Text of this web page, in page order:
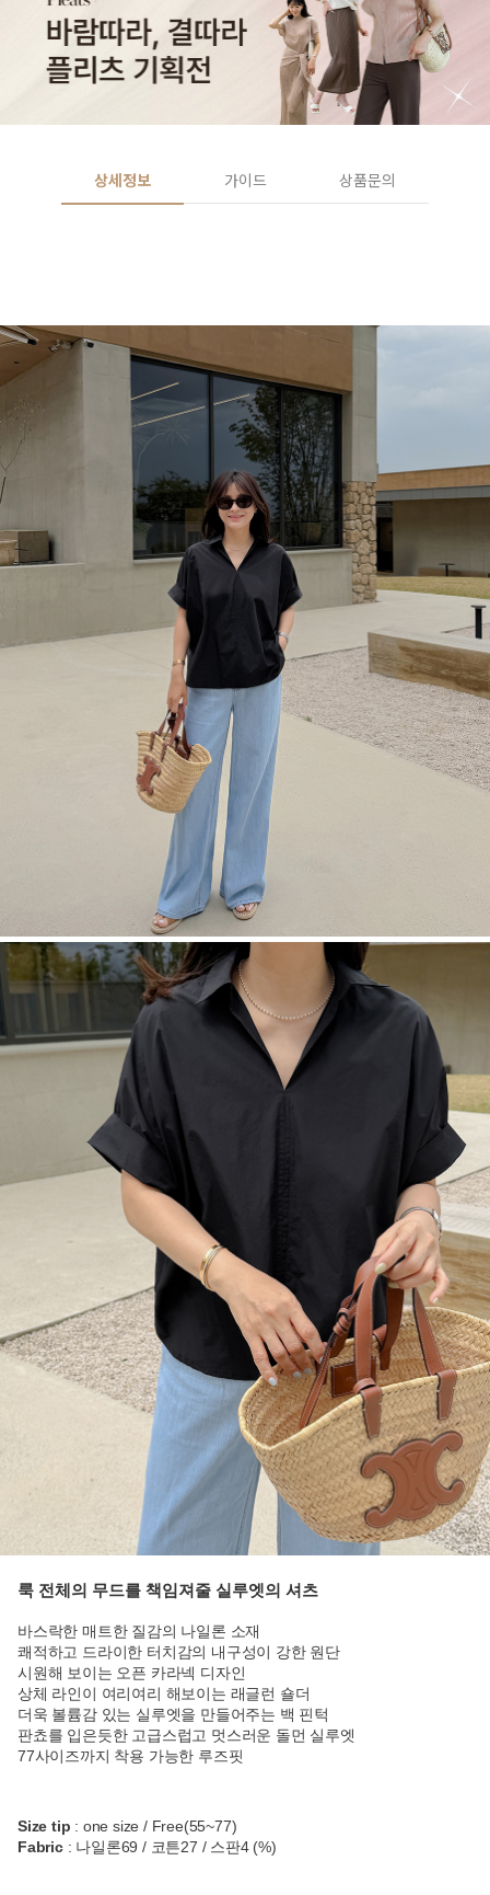
상세정보 가이드 상품문의
룩 전체의 무드를 책임져줄 실루엣의 셔츠
바스락한 매트한 질감의 나일론 소재
쾌적하고 드라이한 터치감의 내구성이 강한 원단
시원해 보이는 오픈 카라넥 디자인
상체 라인이 여리여리 해보이는 래글런 숄더
더욱 볼륨감 있는 실루엣을 만들어주는 백 핀턱
판쵸를 입은듯한 고급스럽고 멋스러운 돌먼 실루엣
77사이즈까지 착용 가능한 루즈핏
Size tip : one size / Free(55~77)
Fabric: 나일론69 / 코튼27 / 스판4 (%)